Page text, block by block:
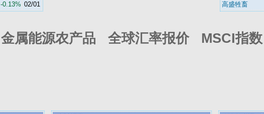
-0.13% 02/01
高盛牲畜
金属能源农产品 全球汇率报价 MSCI指数